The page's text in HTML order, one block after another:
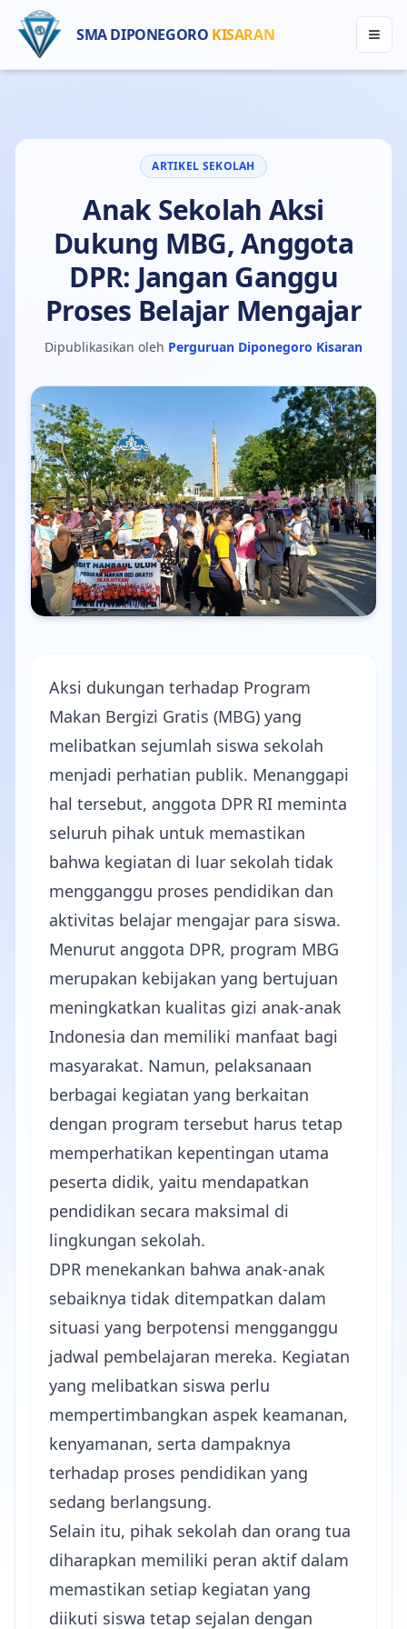
SMA DIPONEGORO KISARAN
ARTIKEL SEKOLAH
Anak Sekolah Aksi
Dukung MBG, Anggota
DPR: Jangan Ganggu
Proses Belajar Mengajar
Dipublikasikan oleh Perguruan Diponegoro Kisaran
Aksi dukungan terhadap Program
Makan Bergizi Gratis (MBG) yang
melibatkan sejumlah siswa sekolah
menjadi perhatian publik. Menanggapi
hal tersebut, anggota DPR RI meminta
seluruh pihak untuk memastikan
bahwa kegiatan di luar sekolah tidak
mengganggu proses pendidikan dan
aktivitas belajar mengajar para siswa.
Menurut anggota DPR, program MBG
merupakan kebijakan yang bertujuan
meningkatkan kualitas gizi anak-anak
Indonesia dan memiliki manfaat bagi
masyarakat. Namun, pelaksanaan
berbagai kegiatan yang berkaitan
dengan program tersebut harus tetap
memperhatikan kepentingan utama
peserta didik, yaitu mendapatkan
pendidikan secara maksimal di
lingkungan sekolah.
DPR menekankan bahwa anak-anak
sebaiknya tidak ditempatkan dalam
situasi yang berpotensi mengganggu
jadwal pembelajaran mereka. Kegiatan
yang melibatkan siswa perlu
mempertimbangkan aspek keamanan,
kenyamanan, serta dampaknya
terhadap proses pendidikan yang
sedang berlangsung.
Selain itu, pihak sekolah dan orang tua
diharapkan memiliki peran aktif dalam
memastikan setiap kegiatan yang
diikuti siswa tetap sejalan dengan